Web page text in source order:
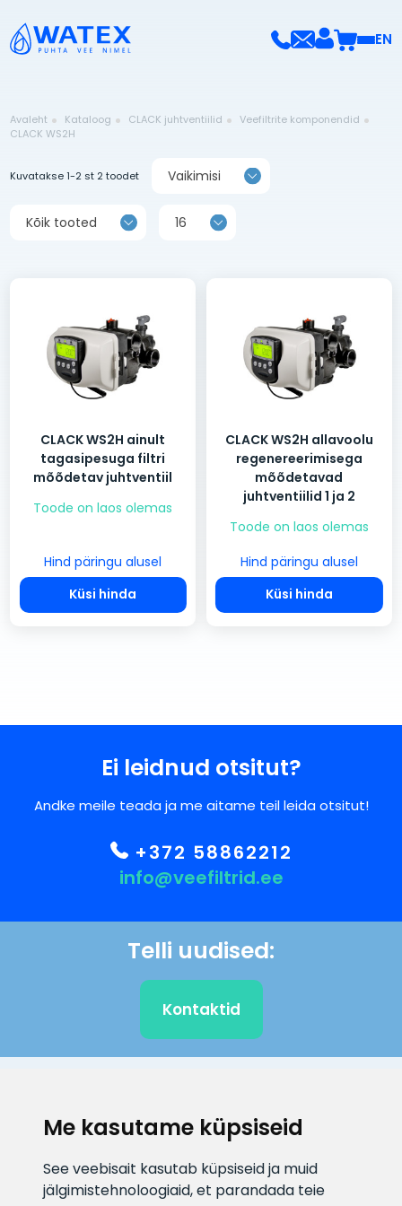
Me kasutame küpsiseid
See veebisait kasutab küpsiseid ja muid
jälgimistehnoloogiaid, et parandada teie
EN
Avaleht Kataloog CLACK juhtventiilid
Veefiltrite komponendid
CLACK WS2H
Kuvatakse 1-2 st 2 toodet Vaikimisi
Kõik tooted 16
CLACK WS2H ainult
tagasipesuga filtri
mõõdetav juhtventiil
Toode on laos olemas
Hind päringu alusel
Küsi hinda
CLACK WS2H allavoolu
regenereerimisega
mõõdetavad
juhtventiilid 1 ja 2
Toode on laos olemas
Hind päringu alusel
Küsi hinda
Ei leidnud otsitut?
Andke meile teada ja me aitame teil leida otsitut!
+372 58862212
info@veefiltrid.ee
Telli uudised:
Kontaktid
info@veefiltrid.ee
Infotelefon
+372 58862212